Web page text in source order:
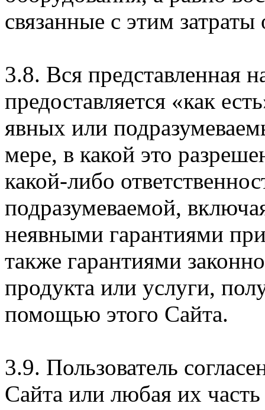
связанные с этим
3.8. Вся представленная
предоставляется «как
явных или
мере, в какой это
какой-либо
подразумеваемой,
неявными гарантиями
также гарантиями
продукта или услуги,
помощью этого Сайта.
3.9. Пользователь
Сайта или любая их